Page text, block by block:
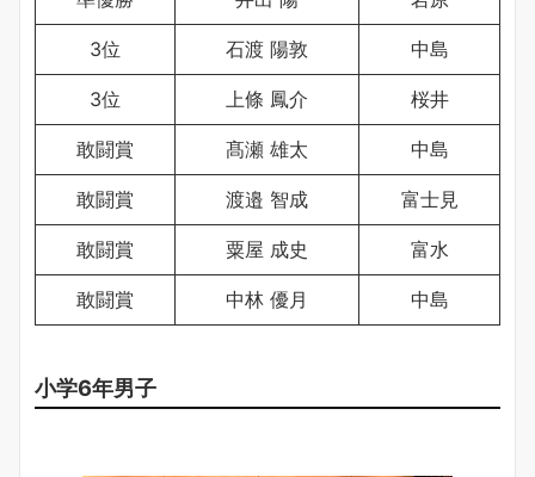
3位 石渡 陽敦 中島
3位 上條 鳳介 桜井
敢闘賞 髙瀬 雄太 中島
敢闘賞 渡邉 智成 富士見
敢闘賞 粟屋 成史 富水
敢闘賞 中林 優月 中島
小学6年男子